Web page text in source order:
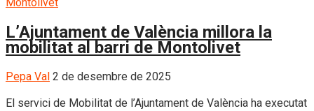
L’Ajuntament de València millora la
mobilitat al barri de Montolivet
Pepa Val 2 de desembre de 2025
El servici de Mobilitat de l’Ajuntament de València ha executat